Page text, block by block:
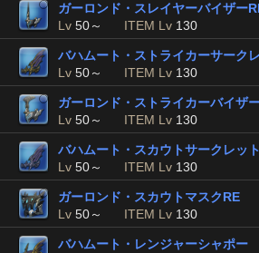
ガーロンド・スレイヤーバイザー
Lv 50～ ITEM Lv 130
バハムート・ストライカーサーク
Lv 50～ ITEM Lv 130
ガーロンド・ストライカーバイザ
Lv 50～ ITEM Lv 130
バハムート・スカウトサークレット
Lv 50～ ITEM Lv 130
ガーロンド・スカウトマスクRE
Lv 50～ ITEM Lv 130
バハムート・レンジャーシャポー